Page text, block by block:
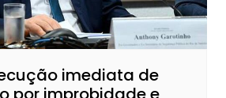
imediata de